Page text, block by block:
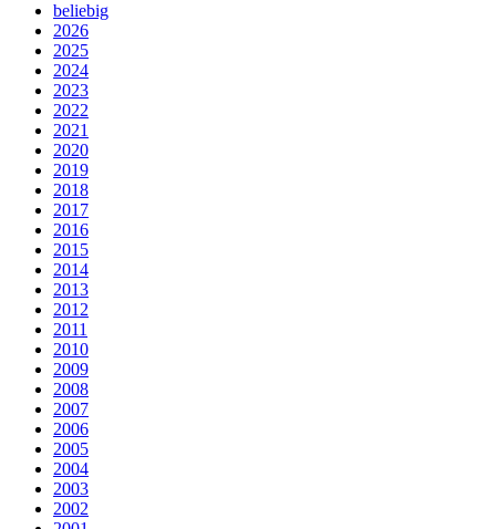
beliebig
2026
2025
2024
2023
2022
2021
2020
2019
2018
2017
2016
2015
2014
2013
2012
2011
2010
2009
2008
2007
2006
2005
2004
2003
2002